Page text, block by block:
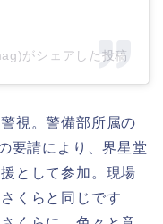
がシェアした投稿
視。警備部所属の
要請により、界星堂
として参加。現場
くらと同じです